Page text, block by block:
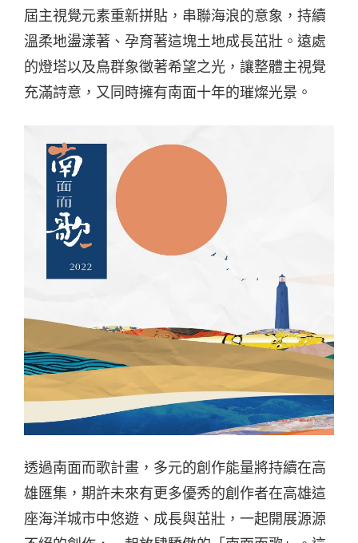
屆主視覺元素重新拼貼，串聯海浪的意象，持續
溫柔地盪漾著、孕育著這塊土地成長茁壯。遠處
的燈塔以及鳥群象徵著希望之光，讓整體主視覺
充滿詩意，又同時擁有南面十年的璀燦光景。
透過南面而歌計畫，多元的創作能量將持續在高
雄匯集，期許未來有更多優秀的創作者在高雄這
座海洋城市中悠遊、成長與茁壯，一起開展源源